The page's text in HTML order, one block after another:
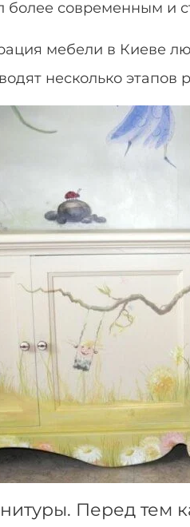
более современным и
мебели в Киеве
несколько этапов
Перед тем